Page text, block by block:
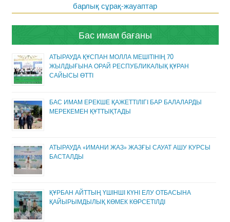
барлық сұрақ-жауаптар
Бас имам бағаны
АТЫРАУДА ҚҰСПАН МОЛЛА МЕШІТІНІҢ 70
ЖЫЛДЫҒЫНА ОРАЙ РЕСПУБЛИКАЛЫҚ ҚҰРАН
САЙЫСЫ ӨТТІ
БАС ИМАМ ЕРЕКШЕ ҚАЖЕТТІЛІГІ БАР БАЛАЛАРДЫ
МЕРЕКЕМЕН ҚҰТТЫҚТАДЫ
АТЫРАУДА «ИМАНИ ЖАЗ» ЖАЗҒЫ САУАТ АШУ КУРСЫ
БАСТАЛДЫ
ҚҰРБАН АЙТТЫҢ ҮШІНШІ КҮНІ ЕЛУ ОТБАСЫНА
ҚАЙЫРЫМДЫЛЫҚ КӨМЕК КӨРСЕТІЛДІ